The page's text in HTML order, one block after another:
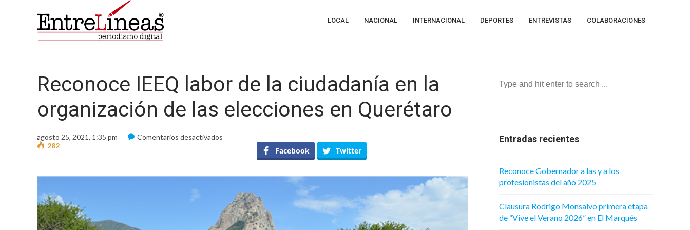
LOCAL NACIONAL INTERNACIONAL DEPORTES ENTREVISTAS COLABORACIONES
Reconoce IEEQ labor de la ciudadanía en la
organización de las elecciones en Querétaro
agosto 25, 2021, 1:35 pm Comentarios desactivados
la
organización
de
282
Facebook Twitter
Entradas recientes
Reconoce Gobernador a las y a los
profesionistas del año 2025
Clausura Rodrigo Monsalvo primera etapa
de “Vive el Verano 2026” en El Marqués